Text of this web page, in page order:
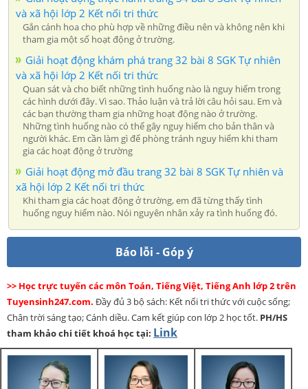
và xã hội lớp 2 Kết nối tri thức
Gắn cánh hoa cho phù hợp về những điều nên và không nên khi
tham gia một số hoạt động ở trường.
Giải hoạt động khám phá trang 32 bài 8 SGK Tự nhiên
và xã hội lớp 2 Kết nối tri thức
Quan sát và cho biết những tình huống nào là nguy hiểm trong
các hình dưới đây. Vì sao. Thảo luận và trả lời câu hỏi sau. Em và
các bạn thường tham gia những hoạt động nào ở trường.
Những tình huống nào có thể gây nguy hiểm cho bản thân và
người khác. Em cần làm gì để phòng tránh nguy hiểm khi tham
gia các hoạt động ở trường
Giải hoạt động mở đầu trang 32 bài 8 SGK Tự nhiên và
xã hội lớp 2 Kết nối tri thức
Khi tham gia các hoạt động ở trường, em đã từng thấy tình
huống nguy hiểm nào. Nói nguyên nhân xảy ra tình huống đó.
Báo lỗi - Góp ý
>> Học trực tuyến các môn Toán, Tiếng Việt, Tiếng Anh lớp 2 trên
Tuyensinh247.com. Đầy đủ 3 bộ sách: Kết nối tri thức với cuộc sống;
Chân trời sáng tạo; Cánh diều. Cam kết giúp con lớp 2 học tốt. PH/HS
tham khảo chi tiết khoá học tại: Link